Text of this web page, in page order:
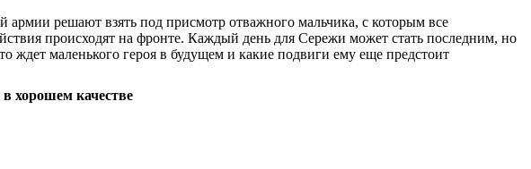
решают взять под присмотр отважного мальчика, с которым все
происходят на фронте. Каждый день для Сережи может стать последним, но
ждет маленького героя в будущем и какие подвиги ему еще предстоит
хорошем качестве